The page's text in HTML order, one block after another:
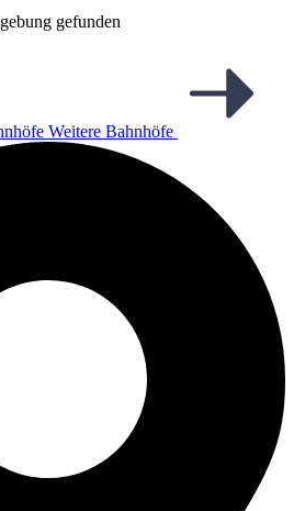
gefunden
Weitere Bahnhöfe